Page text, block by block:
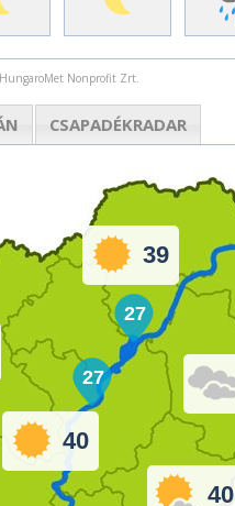
Nonprofit Zrt.
CSAPADÉKRADAR
40
39
40
27
27